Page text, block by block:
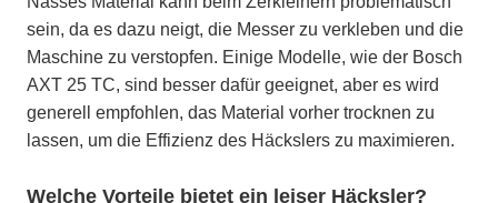
sein, da es dazu neigt, die Messer zu verkleben und die
Maschine zu verstopfen. Einige Modelle, wie der Bosch
AXT 25 TC, sind besser dafür geeignet, aber es wird
generell empfohlen, das Material vorher trocknen zu
lassen, um die Effizienz des Häckslers zu maximieren.
Welche Vorteile bietet ein leiser Häcksler?